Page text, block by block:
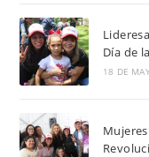
Día de
18 DE